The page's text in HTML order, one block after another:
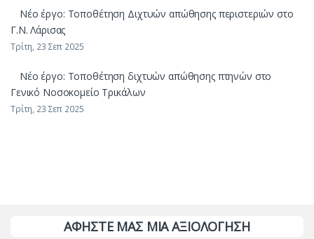
Νέο έργο: Τοποθέτηση Διχτυών απώθησης περιστεριών στο
Γ.Ν. Λάρισας
Τρίτη, 23 Σεπ 2025
Νέο έργο: Τοποθέτηση διχτυών απώθησης πτηνών στο
Γενικό Νοσοκομείο Τρικάλων
Τρίτη, 23 Σεπ 2025
ΑΦΗΣΤΕ ΜΑΣ ΜΙΑ ΑΞΙΟΛΟΓΗΣΗ